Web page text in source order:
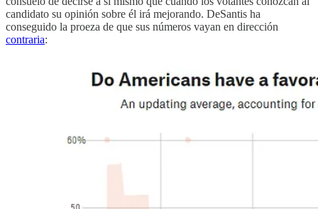
candidato su opinión sobre él irá mejorando. DeSantis ha
conseguido la proeza de que sus números vayan en dirección
contraria: